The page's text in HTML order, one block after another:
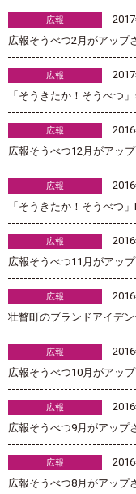
広報
広報そうべつ2月がアップ
広報
「そうきたか！そうべつ
広報
広報そうべつ12月がアッ
広報
「そうきたか！そうべつ
広報
広報そうべつ11月がアッ
広報
壮瞥町のブランドアイデ
広報
広報そうべつ10月がアッ
広報
広報そうべつ9月がアップ
広報
広報そうべつ8月がアップ